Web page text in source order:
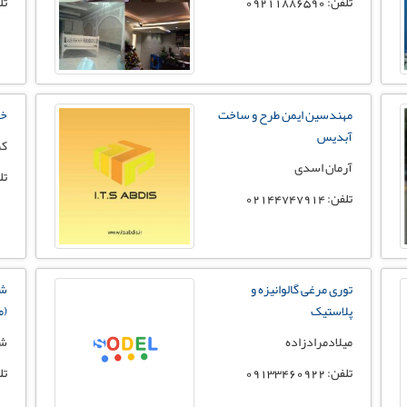
مهندسین ایمن طرح و ساخت
آبدیس
آرمان اسدی
تلفن: 02144747914
توری مرغی گالوانیزه و
پلاستیک
میلادمرادزاده
تلفن: 09133460922